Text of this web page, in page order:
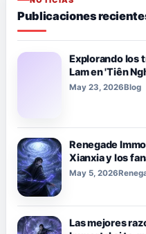
Publicaciones
Explorando los
Lam en 'Tiên
May 23, 2026Blog
Renegade
Xianxia y los
May 5, 2026
Las mejores